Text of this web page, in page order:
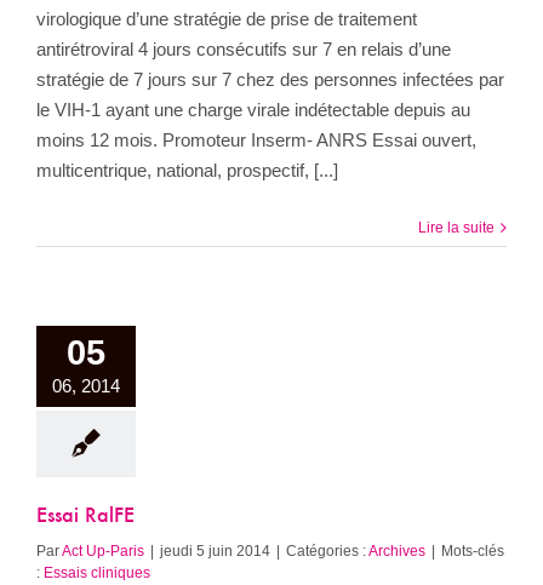
virologique d’une stratégie de prise de traitement
antirétroviral 4 jours consécutifs sur 7 en relais d’une
stratégie de 7 jours sur 7 chez des personnes infectées par
le VIH-1 ayant une charge virale indétectable depuis au
moins 12 mois. Promoteur Inserm- ANRS Essai ouvert,
multicentrique, national, prospectif, [...]
Lire la suite
05
06, 2014
Essai RalFE
ParAct Up-Paris | jeudi 5 juin 2014 | Catégories :Archives | Mots-clés
: Essais cliniques